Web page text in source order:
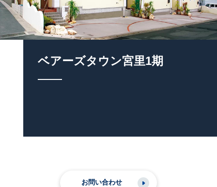
ベアーズタウン宮里1期
お問い合わせ